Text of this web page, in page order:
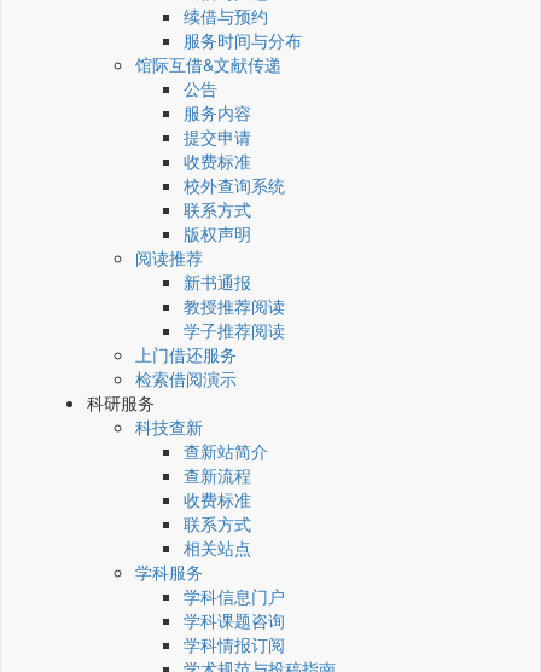
续借与预约
服务时间与分布
馆际互借&文献传递
公告
服务内容
提交申请
收费标准
校外查询系统
联系方式
版权声明
阅读推荐
新书通报
教授推荐阅读
学子推荐阅读
上门借还服务
检索借阅演示
科研服务
科技查新
查新站简介
查新流程
收费标准
联系方式
相关站点
学科服务
学科信息门户
学科课题咨询
学科情报订阅